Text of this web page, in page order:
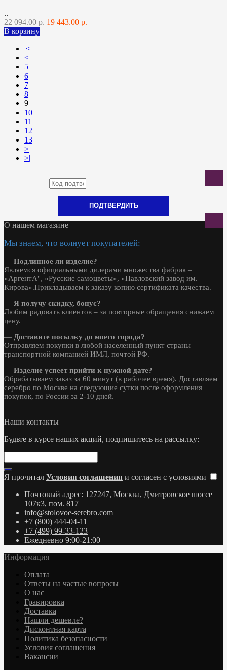
..
22 094.00 р. 19 443.00 р.
В корзину
|<
<
5
6
7
8
9
10
11
12
13
>
>|
ПОДТВЕРДИТЬ
О нашем магазине
Мы знаем, что волнует покупателей:
— Подлинное ли изделие?
Являемся официальными дилерами множества фабрик –
«АргентА", «Русские самоцветы», «Павловский завод им.
Кирова».Прикладываем к заказу копию сертификата качества.
— Я получу скидку, бонус?
Любим радовать клиентов – за повторные обращения снижаем
цену.
— Доставите посылку до моего города?
Отправляем покупки в любой населенный пункт страны
транспортной компанией ИМЛ, почтой РФ.
— Изделие успеет прийти к нужной дате?
Обрабатываем заказ за 60 минут (в рабочее время). Доставляем
серебро по Москве на следующие сутки после оформления
покупок, по России за 2-10 дней.
Наши контакты
Будьте в курсе наших акций, подпишитесь на рассылку:
Я прочитал Условия соглашения и согласен с условиями
Почтовый адрес: 127247, Москва, Дмитровское шоссе
107к3, пом. 817
info@stolovoe-serebro.com
+7 (800) 444-04-11
+7 (499) 99-33-123
Ежедневно 9:00-21:00
Информация
Оплата
Ответы на частые вопросы
О нас
Гравировка
Доставка
Нашли дешевле?
Дисконтная карта
Политика безопасности
Условия соглашения
Вакансии